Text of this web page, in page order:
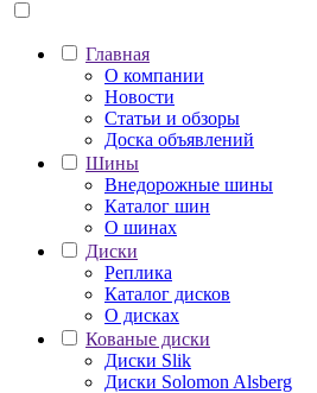
Главная
О компании
Новости
Статьи и обзоры
Доска объявлений
Шины
Внедорожные шины
Каталог шин
О шинах
Диски
Реплика
Каталог дисков
О дисках
Кованые диски
Диски Slik
Диски Solomon Alsberg